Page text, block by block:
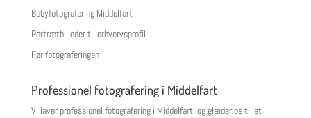
Babyfotografering Middelfart
Portrætbilleder til erhvervsprofil
Før fotograferingen
Professionel fotografering i Middelfart
Vi laver professionel fotografering i Middelfart, og glæder os til at